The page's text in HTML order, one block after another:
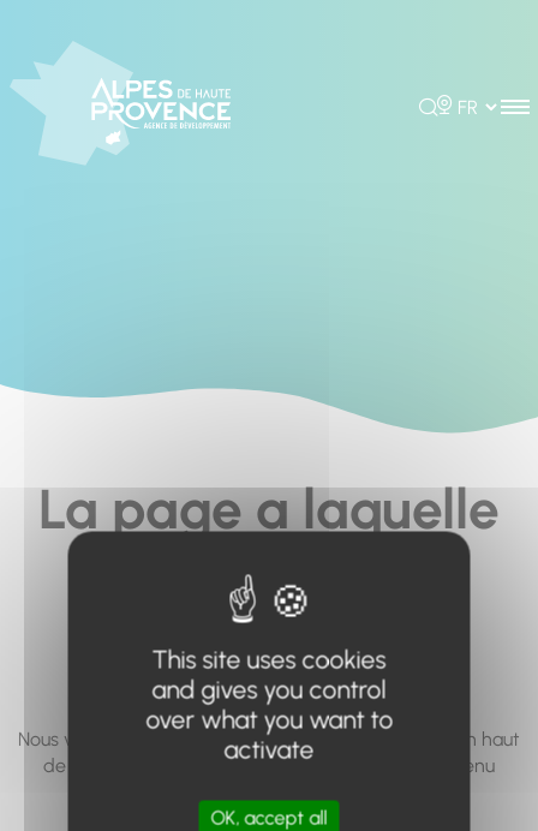
Rechercher
Choisir la
La page a laquelle
vous cherchez à
accéder n'existe
pas... ou plus.
Nous vous invitons à utiliser le moteur de recherche en haut
de page, ou à utiliser le menu pour trouver le contenu
This site uses cookies
and gives you control
over what you want to
activate
OK, accept all